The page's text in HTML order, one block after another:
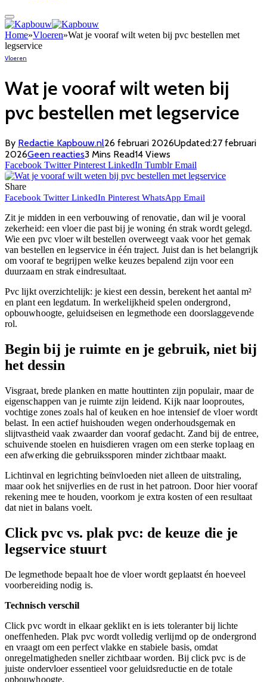
Home»Vloeren»Wat je vooraf wilt weten bij pvc bestellen met
legservice
Vloeren
Wat je vooraf wilt weten bij
pvc bestellen met legservice
By Redactie Kapbouw.nl26 februari 2026Updated:27 februari
2026Geen reacties3 Mins Read14 Views
Facebook Twitter Pinterest LinkedIn Tumblr Email
Share
Facebook Twitter LinkedIn Pinterest WhatsApp Email
Zit je midden in een verbouwing of renovatie, dan wil je vooral
zekerheid: een vloer die past bij je woning én strak wordt gelegd.
Wie een pvc vloer wilt bestellen overweegt vaak voor het gemak
van bestellen en legservice in één traject. Juist dan is het belangrijk
om vooraf te begrijpen welke keuzes bepalend zijn voor een
duurzaam en strak eindresultaat.
Pvc lijkt overzichtelijk: je kiest een dessin, berekent het aantal m²
en plant een legdatum. In werkelijkheid spelen ondergrond,
opbouwhoogte, geluidseisen en legmethode een doorslaggevende
rol.
Begin bij je ruimte en je gebruik, niet bij
het dessin
Visgraat, brede planken en matte houttinten zijn populair, maar de
eigenschappen van je ruimte zijn leidend. Kijk naar looproutes,
vochtige zones zoals hal of keuken en hoe intensief de vloer wordt
belast. In een actief huishouden wegen onderhoudsgemak en
slijtvastheid vaak zwaarder dan vooraf gedacht. Zand bij de entree,
schuivende stoelen en huisdieren vragen om een sterke toplaag en
een afwerking die gebruikssporen minder zichtbaar maakt.
Lichtinval en legrichting beïnvloeden niet alleen de uitstraling,
maar ook het snijverlies en de rust in het patroon. Door hier vooraf
rekening mee te houden, voorkom je extra kosten of een resultaat
dat niet in balans voelt.
Click pvc vs. plak pvc: de keuze die je
legservice stuurt
De legmethode bepaalt hoe de vloer wordt geplaatst én hoeveel
voorbereiding nodig is.
Technisch verschil
Click pvc wordt in elkaar geklikt en is iets toleranter bij lichte
oneffenheden. Plak pvc wordt volledig verlijmd op de ondergrond
en vraagt om een perfect vlakke en stabiele basis, omdat
onregelmatigheden sneller zichtbaar worden. Bij click pvc is de
juiste ondervloer essentieel voor geluidsreductie en de totale
opbouwhoogte.